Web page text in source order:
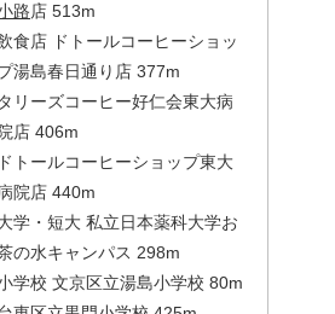
路店 513m
食店 ドトールコーヒーショッ
湯島春日通り店 377m
タリーズコーヒー好仁会東大病
院店 406m
ドトールコーヒーショップ東大
院店 440m
学・短大 私立日本薬科大学お
の水キャンパス 298m
学校 文京区立湯島小学校 80m